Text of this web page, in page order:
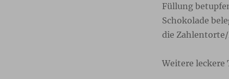
Füllung
Schokolade
die
Weitere leckere